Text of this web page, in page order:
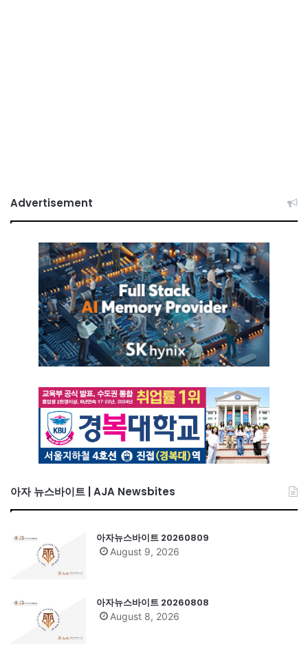
Advertisement
아자 뉴스바이트 | AJA Newsbites
아자뉴스바이트 20260809
August 9, 2026
아자뉴스바이트 20260808
August 8, 2026